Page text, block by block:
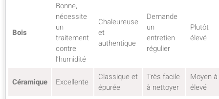
Bois
Bonne,
nécessite
un
traitement
contre
l’humidité
Chaleureuse
et
authentique
Demande
un
entretien
régulier
Plutôt
élevé
Céramique Excellente
Classique et
épurée
Très facile
à nettoyer
Moyen à
élevé